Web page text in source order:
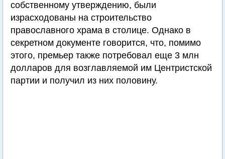
собственному утверждению, были
израсходованы на строительство
православного храма в столице. Однако в
секретном документе говорится, что, помимо
этого, премьер также потребовал еще 3 млн
долларов для возглавляемой им Центристской
партии и получил из них половину.